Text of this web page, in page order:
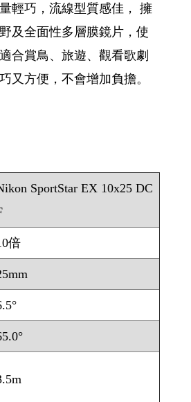
輕巧，流線型質感佳， 擁
及全面性多層膜鏡片，使
合賞鳥、旅遊、觀看歌劇
又方便，不會增加負擔。
SportStar EX 10x25 DC
倍